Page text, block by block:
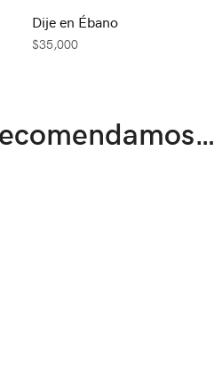
Dije en Ébano
$35,000